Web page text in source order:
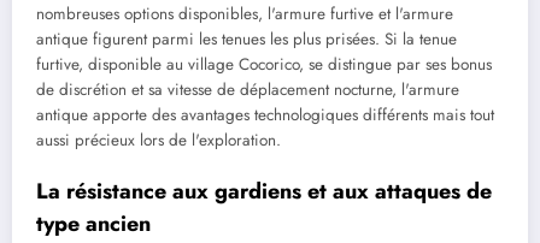
nombreuses options disponibles, l'armure furtive et l'armure
antique figurent parmi les tenues les plus prisées. Si la tenue
furtive, disponible au village Cocorico, se distingue par ses bonus
de discrétion et sa vitesse de déplacement nocturne, l'armure
antique apporte des avantages technologiques différents mais tout
aussi précieux lors de l'exploration.
La résistance aux gardiens et aux attaques de
type ancien